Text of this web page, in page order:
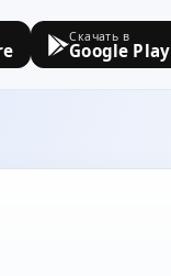
Скачать в
Google Play